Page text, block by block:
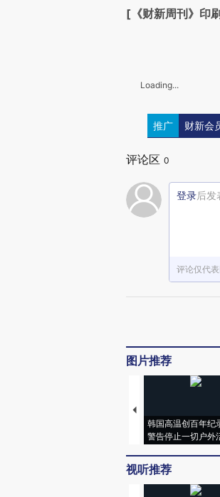
[《财新周刊》印
Loading...
推广 财新会
评论区 0
登录后发
评论仅代
图片推荐
韩国高温创百年纪
警告停止一切户外
视听推荐